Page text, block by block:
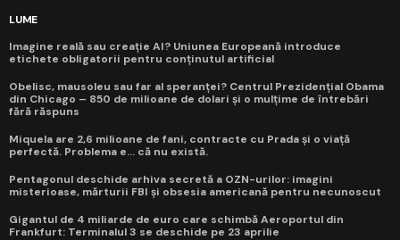
LUME
Imagine reală sau creație AI? Uniunea Europeană introduce
etichete obligatorii pentru conținutul artificial
Obelisc, mausoleu sau far al speranței? Centrul Prezidențial Obama
din Chicago – 850 de milioane de dolari și o mulțime de întrebări
fără răspuns
Miquela are 2,6 milioane de fani, contracte cu Prada și o viață
perfectă. Problema e... că nu există.
Pentagonul deschide arhiva secretă a OZN-urilor: imagini
misterioase, mărturii FBI și obsesia americană pentru necunoscut
Gigantul de 4 miliarde de euro care schimbă Aeroportul din
Frankfurt: Terminalul 3 se deschide pe 23 aprilie